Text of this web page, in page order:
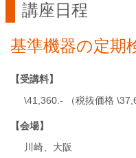
講座日程
基準機器の定期
【受講料】
\41,360.- （税抜価格
【会場】
川崎、大阪